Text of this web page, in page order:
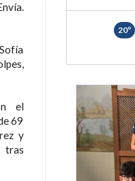
el
69
y
tras
20º